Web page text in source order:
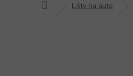
DomovLišty na auto